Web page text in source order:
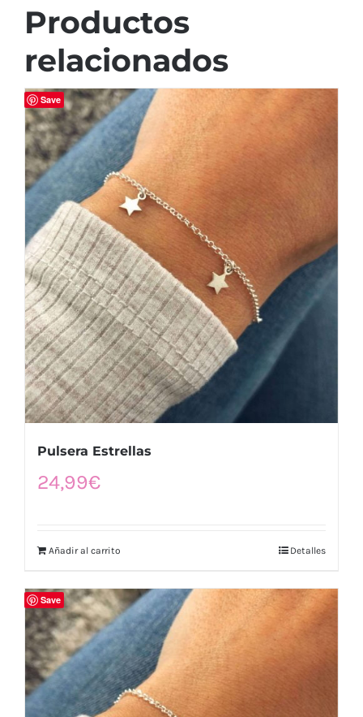
Productos
relacionados
Save
Pulsera Estrellas
24,99€
Añadir al carrito Detalles
Save